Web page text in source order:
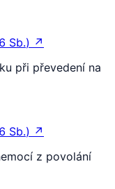
Sb.) ↗
při převedení na
Sb.) ↗
z povolání